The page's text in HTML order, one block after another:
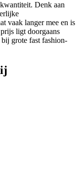
Denk aan
vaak langer mee en is
ligt doorgaans
bij grote fast fashion-